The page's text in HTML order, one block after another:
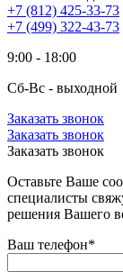
+7 (812) 425-33-73
+7 (499) 322-43-73
9:00 - 18:00
Сб-Вс - выходной
Заказать звонок
Заказать звонок
Заказать звонок
Оставьте Ваше
специалисты
решения Вашего
Ваш телефон*